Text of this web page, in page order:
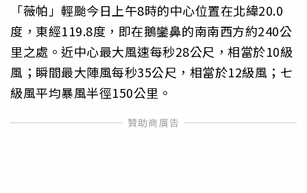
「薇帕」輕颱今日上午8時的中心位置在北緯20.0
度，東經119.8度，即在鵝鑾鼻的南南西方約240公
里之處。近中心最大風速每秒28公尺，相當於10級
風；瞬間最大陣風每秒35公尺，相當於12級風；七
級風平均暴風半徑150公里。